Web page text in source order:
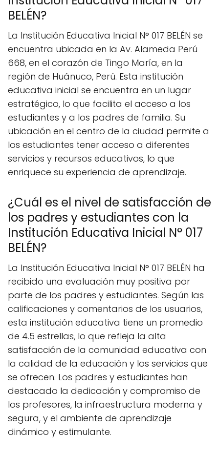
BELÉN?
La Institución Educativa Inicial N° 017 BELÉN se
encuentra ubicada en la Av. Alameda Perú
668, en el corazón de Tingo María, en la
región de Huánuco, Perú. Esta institución
educativa inicial se encuentra en un lugar
estratégico, lo que facilita el acceso a los
estudiantes y a los padres de familia. Su
ubicación en el centro de la ciudad permite a
los estudiantes tener acceso a diferentes
servicios y recursos educativos, lo que
enriquece su experiencia de aprendizaje.
¿Cuál es el nivel de satisfacción de
los padres y estudiantes con la
Institución Educativa Inicial N° 017
BELÉN?
La Institución Educativa Inicial N° 017 BELÉN ha
recibido una evaluación muy positiva por
parte de los padres y estudiantes. Según las
calificaciones y comentarios de los usuarios,
esta institución educativa tiene un promedio
de 4.5 estrellas, lo que refleja la alta
satisfacción de la comunidad educativa con
la calidad de la educación y los servicios que
se ofrecen. Los padres y estudiantes han
destacado la dedicación y compromiso de
los profesores, la infraestructura moderna y
segura, y el ambiente de aprendizaje
dinámico y estimulante.